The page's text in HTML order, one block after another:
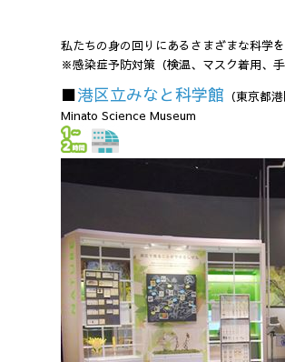
私たちの身の回りにあるさまざまな科学
※感染症予防対策（検温、マスク着用、
■港区立みなと科学館 （東京都港
Minato Science Museum